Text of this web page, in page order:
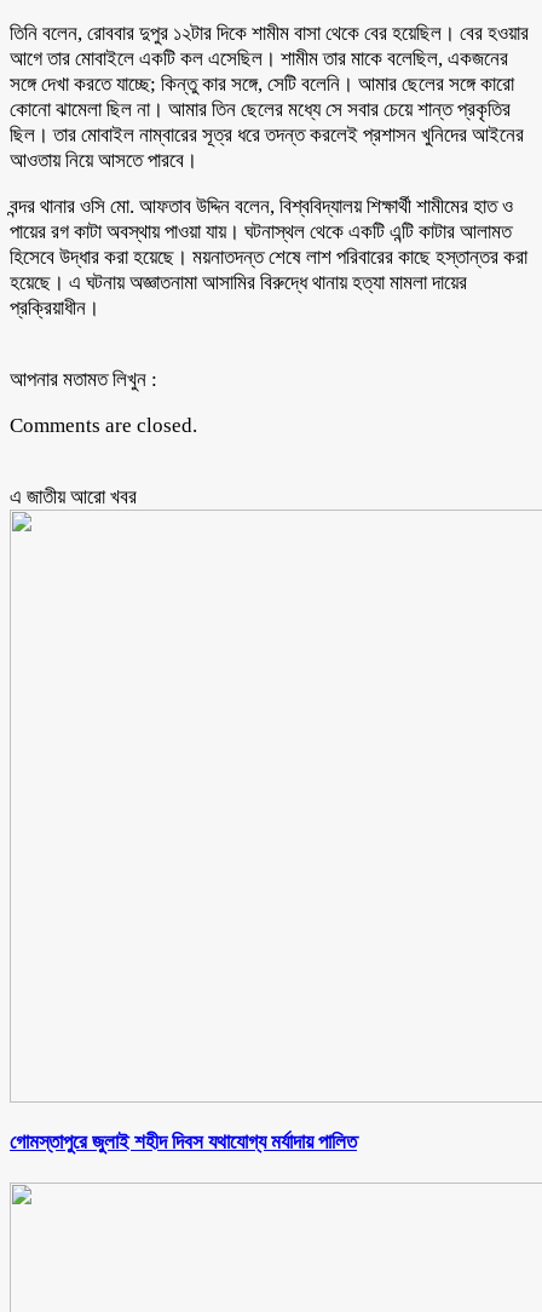
তিনি বলেন, রোববার দুপুর ১২টার দিকে শামীম বাসা থেকে বের হয়েছিল। বের হওয়ার
আগে তার মোবাইলে একটি কল এসেছিল। শামীম তার মাকে বলেছিল, একজনের
সঙ্গে দেখা করতে যাচ্ছে; কিন্তু কার সঙ্গে, সেটি বলেনি। আমার ছেলের সঙ্গে কারো
কোনো ঝামেলা ছিল না। আমার তিন ছেলের মধ্যে সে সবার চেয়ে শান্ত প্রকৃতির
ছিল। তার মোবাইল নাম্বারের সূত্র ধরে তদন্ত করলেই প্রশাসন খুনিদের আইনের
আওতায় নিয়ে আসতে পারবে।
বন্দর থানার ওসি মো. আফতাব উদ্দিন বলেন, বিশ্ববিদ্যালয় শিক্ষার্থী শামীমের হাত ও
পায়ের রগ কাটা অবস্থায় পাওয়া যায়। ঘটনাস্থল থেকে একটি এন্টি কাটার আলামত
হিসেবে উদ্ধার করা হয়েছে। ময়নাতদন্ত শেষে লাশ পরিবারের কাছে হস্তান্তর করা
হয়েছে। এ ঘটনায় অজ্ঞাতনামা আসামির বিরুদ্ধে থানায় হত্যা মামলা দায়ের
প্রক্রিয়াধীন।
আপনার মতামত লিখুন :
Comments are closed.
এ জাতীয় আরো ‍খবর
গোমস্তাপুরে জুলাই শহীদ দিবস যথাযোগ্য মর্যাদায় পালিত